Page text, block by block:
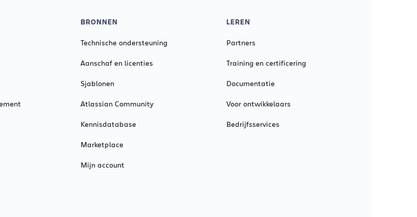
BRONNEN
Technische ondersteuning
Aanschaf en licenties
Sjablonen
Atlassian Community
Kennisdatabase
Marketplace
Mijn account
LEREN
Partners
Training en certificering
Documentatie
Voor ontwikkelaars
Bedrijfsservices